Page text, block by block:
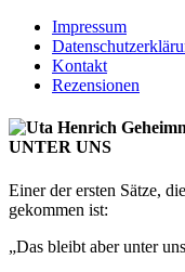
Impressum
Kontakt
Rezensionen
UNTER UNS
Einer der ersten Sätze,
gekommen ist:
„Das bleibt aber unter